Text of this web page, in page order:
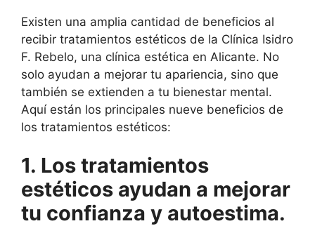
Existen una amplia cantidad de beneficios al
recibir tratamientos estéticos de la Clínica Isidro
F. Rebelo, una clínica estética en Alicante. No
solo ayudan a mejorar tu apariencia, sino que
también se extienden a tu bienestar mental.
Aquí están los principales nueve beneficios de
los tratamientos estéticos:
1. Los tratamientos
estéticos ayudan a mejorar
tu confianza y autoestima.